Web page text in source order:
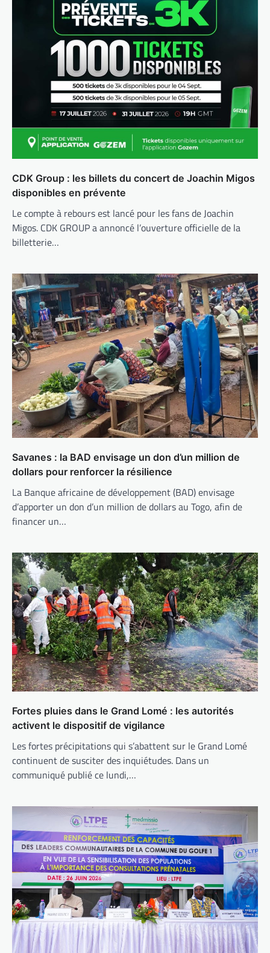
CDK Group : les billets du concert de Joachin Migos
disponibles en prévente
Le compte à rebours est lancé pour les fans de Joachin
Migos. CDK GROUP a annoncé l’ouverture officielle de la
billetterie…
Savanes : la BAD envisage un don d’un million de
dollars pour renforcer la résilience
La Banque africaine de développement (BAD) envisage
d’apporter un don d’un million de dollars au Togo, afin de
financer un…
Fortes pluies dans le Grand Lomé : les autorités
activent le dispositif de vigilance
Les fortes précipitations qui s’abattent sur le Grand Lomé
continuent de susciter des inquiétudes. Dans un
communiqué publié ce lundi,…